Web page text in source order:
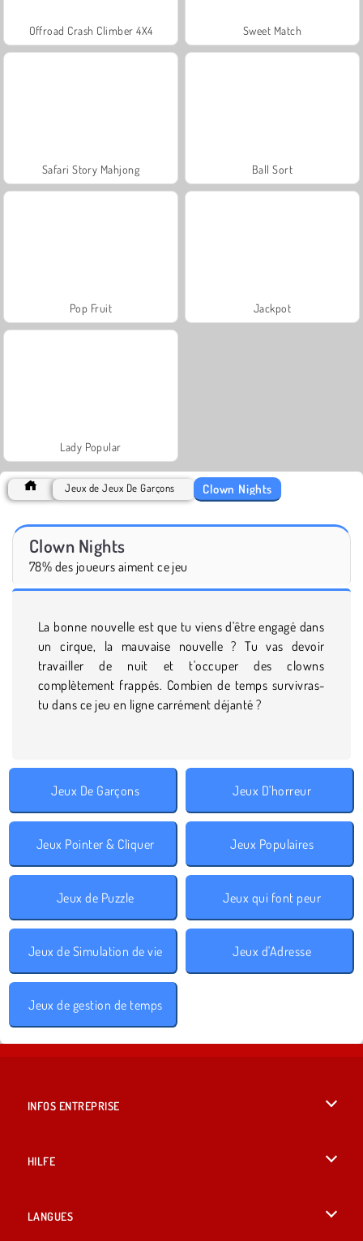
Offroad Crash Climber 4X4 Sweet Match
Safari Story Mahjong Ball Sort
Pop Fruit Jackpot
Lady Popular
Jeux de Jeux De Garçons Clown Nights
Clown Nights
78% des joueurs aiment ce jeu
La bonne nouvelle est que tu viens d'être engagé dans
un cirque, la mauvaise nouvelle ? Tu vas devoir
travailler de nuit et t'occuper des clowns
complètement frappés. Combien de temps survivras-
tu dans ce jeu en ligne carrément déjanté ?
Jeux De Garçons Jeux D'horreur
Jeux Pointer & Cliquer Jeux Populaires
Jeux de Puzzle Jeux qui font peur
Jeux de Simulation de vie Jeux d'Adresse
Jeux de gestion de temps
INFOS ENTREPRISE
HILFE
LANGUES